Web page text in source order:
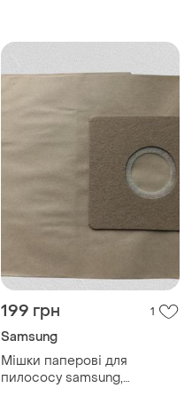
199 грн 1
Samsung
Мішки паперові для
пилососу samsung,